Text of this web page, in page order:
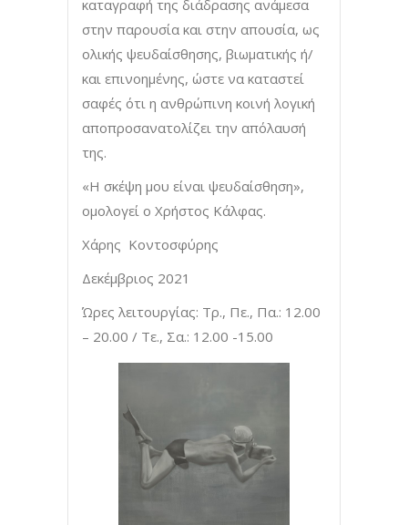
καταγραφή της διάδρασης ανάμεσα
στην παρουσία και στην απουσία, ως
ολικής ψευδαίσθησης, βιωματικής ή/
και επινοημένης, ώστε να καταστεί
σαφές ότι η ανθρώπινη κοινή λογική
αποπροσανατολίζει την απόλαυσή
της.
«Η σκέψη μου είναι ψευδαίσθηση»,
ομολογεί ο Χρήστος Κάλφας.
Χάρης Κοντοσφύρης
Δεκέμβριος 2021
Ώρες λειτουργίας: Τρ., Πε., Πα.: 12.00
– 20.00 / Τε., Σα.: 12.00 -15.00